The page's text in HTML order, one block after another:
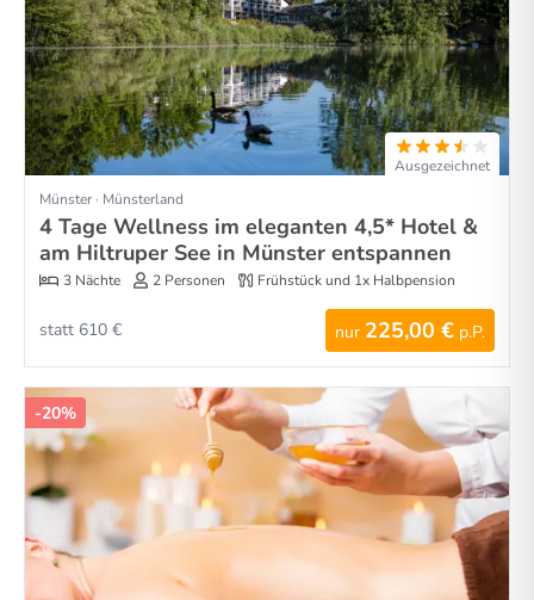
Ausgezeichnet
Münster · Münsterland
4 Tage Wellness im eleganten 4,5* Hotel &
am Hiltruper See in Münster entspannen
3 Nächte 2 Personen Frühstück und 1x Halbpension
nur 225,00 € p.P.
statt 610 €
-20%